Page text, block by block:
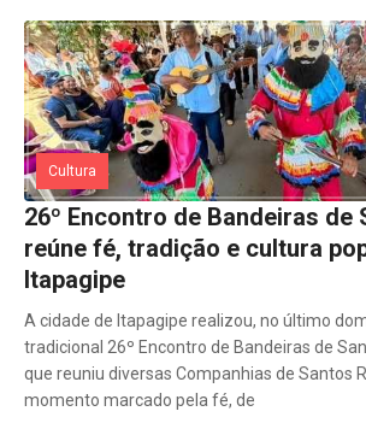
Cultura
26º Encontro de Bandeiras de
reúne fé, tradição e cultura
Itapagipe
A cidade de Itapagipe realizou, no último
tradicional 26º Encontro de Bandeiras de
que reuniu diversas Companhias de Santos
momento marcado pela fé, de